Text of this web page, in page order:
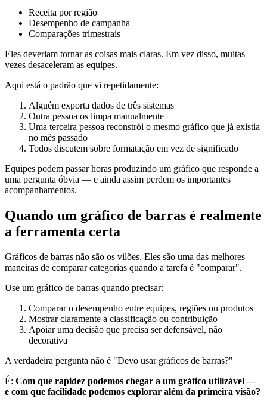
Receita por região
Desempenho de campanha
Comparações trimestrais
Eles deveriam tornar as coisas mais claras. Em vez disso, muitas
vezes desaceleram as equipes.
Aqui está o padrão que vi repetidamente:
Alguém exporta dados de três sistemas
Outra pessoa os limpa manualmente
Uma terceira pessoa reconstrói o mesmo gráfico que já existia
no mês passado
Todos discutem sobre formatação em vez de significado
Equipes podem passar horas produzindo um gráfico que responde a
uma pergunta óbvia — e ainda assim perdem os importantes
acompanhamentos.
Quando um gráfico de barras é realmente
a ferramenta certa
Gráficos de barras não são os vilões. Eles são uma das melhores
maneiras de comparar categorias quando a tarefa é "comparar".
Use um gráfico de barras quando precisar:
Comparar o desempenho entre equipes, regiões ou produtos
Mostrar claramente a classificação ou contribuição
Apoiar uma decisão que precisa ser defensável, não
decorativa
A verdadeira pergunta não é "Devo usar gráficos de barras?"
É: Com que rapidez podemos chegar a um gráfico utilizável —
e com que facilidade podemos explorar além da primeira visão?